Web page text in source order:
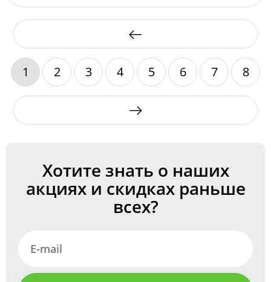
1 2 3 4 5 6 7 8
Хотите знать о наших
акциях и скидках раньше
всех?